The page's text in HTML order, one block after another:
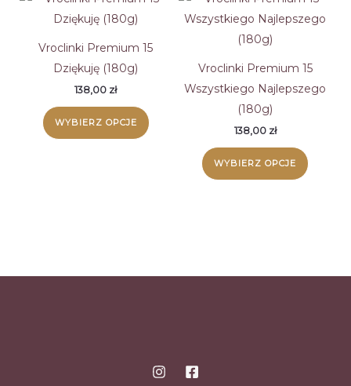
Vroclinki Premium 15
Dziękuję (180g)
138,00 zł
WYBIERZ OPCJE
Vroclinki Premium 15
Wszystkiego Najlepszego
(180g)
138,00 zł
WYBIERZ OPCJE